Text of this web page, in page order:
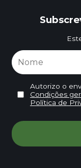
Autorizo o
Condições
Política de